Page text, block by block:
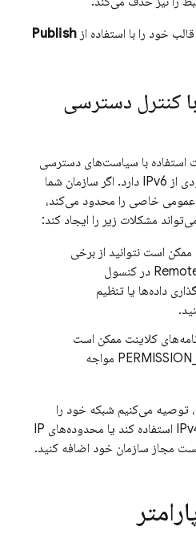
خود را با استفاده از Publish
محدودیت IPv6 با کنترل دسترسی
استفاده با سیاست‌های دسترسی
مبتنی بر IP، پشتیبانی محدودی از IPv6 دارد. اگر سازمان شما
دسترسی به محدوده‌های IP عمومی خاصی را محدود می‌کند،
ممکن است نتوانید از برخی
در کنسول
داده‌ها یا تنظیم
کلاینت ممکن است
با خطاهای PERMISSION_DENIED مواجه
توصیه می‌کنیم شبکه خود را
طوری پیکربندی کنید که از IPv4 استفاده کند یا محدوده‌های IP